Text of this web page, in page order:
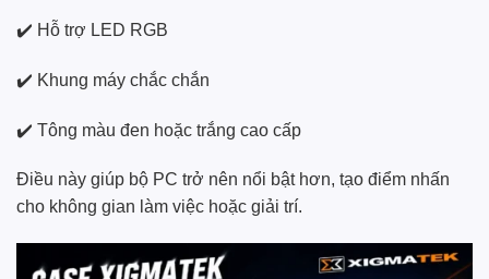
✔️ Hỗ trợ LED RGB
✔️ Khung máy chắc chắn
✔️ Tông màu đen hoặc trắng cao cấp
Điều này giúp bộ PC trở nên nổi bật hơn, tạo điểm nhấn
cho không gian làm việc hoặc giải trí.